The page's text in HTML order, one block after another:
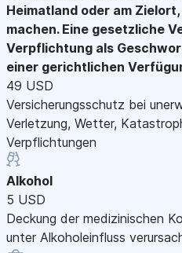
Heimatland oder am
machen. Eine gesetzliche
Verpflichtung als
einer gerichtlichen
49 USD
Versicherungsschutz bei
Verletzung, Wetter,
Verpflichtungen
Alkohol
5 USD
Deckung der medizinischen
unter Alkoholeinfluss